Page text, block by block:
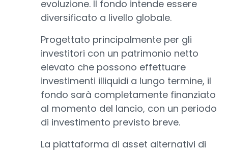
evoluzione. Il fondo intende essere
diversificato a livello globale.
Progettato principalmente per gli
investitori con un patrimonio netto
elevato che possono effettuare
investimenti illiquidi a lungo termine, il
fondo sarà completamente finanziato
al momento del lancio, con un periodo
di investimento previsto breve.
La piattaforma di asset alternativi di